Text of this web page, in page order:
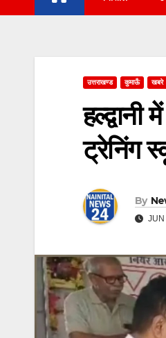
उत्तराखण्ड कुमाऊँ खबरे
ट्रेनिंग
By
JUN